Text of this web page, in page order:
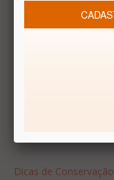
REDES SOCIAIS
Dicas de Conservação